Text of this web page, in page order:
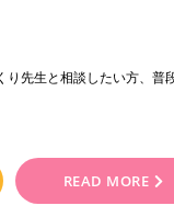
先生と相談したい方、
READ MORE